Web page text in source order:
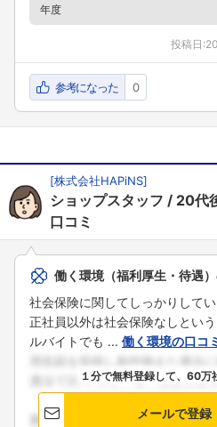
年度
投稿日:
参考になった 0
[株式会社HAPiNS]
ショップスタッフ 20代
口コミ
働く環境（福利厚生・待遇）
社会保険に関してしっかりして
正社員以外は社会保険なしとい
ルバイトでも ... 働く環境の口コ
１分で無料登録して、60万
メールで登録